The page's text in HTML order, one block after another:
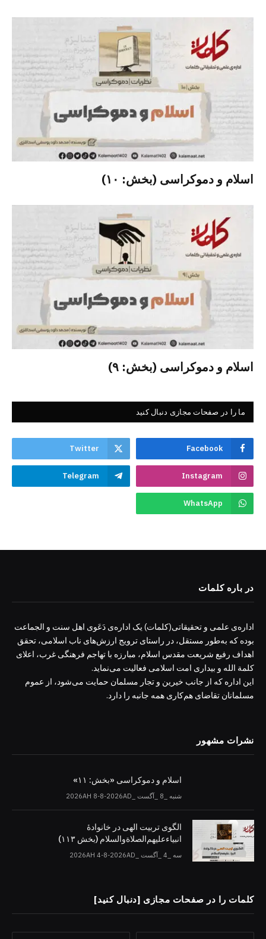
اسلام و دموکراسی (بخش: ۱۰)
اسلام و دموکراسی (بخش: ۹)
ما را در صفحات مجازی دنبال کنید
Facebook
Twitter
Instagram
Telegram
WhatsApp
در باره کلمات
اداره‌ی علمی و تحقیقاتی(کلمات) یک اداره‌ی دَعَوی اهل سنت و الجماعت
بوده که به‌طور مستقل، در راستای ترویج ارزش‌های ناب اسلامی، تحقق
اهداف رفیع شریعت مقدس اسلام، مبارزه با تهاجم فرهنگی غرب، اعلای
کلمة الله و بیداری امت اسلامی فعالیت می‌نماید.
این اداره که از جانب خیرین و تجار مسلمان حمایت می‌شود، از عموم
مسلمانان تقاضای هم‌کاری همه جانبه را دارد.
نشرات مشهور
اسلام و دموکراسی «بخش: ۱۱»
شنبه _8 _آگست _2026AH 8-8-2026AD
الگوی تربیت الهی در خانوادۀ
انبیاءعلیهم‌الصلاةو‌السلام (بخش ۱۱۳)
سه _4 _آگست _2026AH 4-8-2026AD
کلمات را در صفحات مجازی [دنبال کنید]